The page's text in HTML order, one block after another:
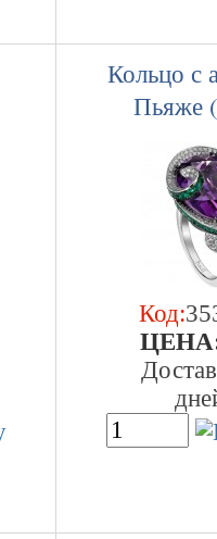
Кольцо с
Пьяже
Код: